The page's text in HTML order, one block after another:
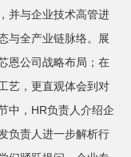
并与企业技术高管进
与全产业链脉络。展
恩公司战略布局；在
艺，更直观体会到对
中，HR负责人介绍企
负责人进一步解析行